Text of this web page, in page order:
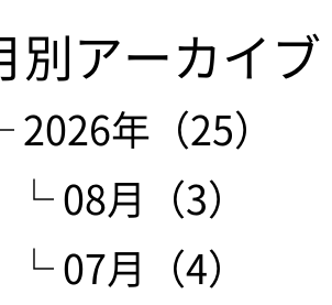
別アーカイブ
年（25）
└ 08月（3）
└ 07月（4）